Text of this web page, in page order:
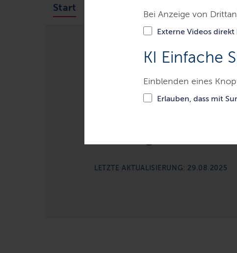
Bei Anzeige von
Externe Videos
KI Einfache
Einblenden eines
Erlauben, dass mit
Start
Umwelt & Naturschutz
Broschüre – Ein Garten für
LETZTE AKTUALISIERUNG: 29.08.2025